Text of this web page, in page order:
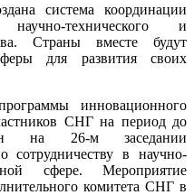
чем
страны
СНГ
другу
система координации
технического и
Страны вместе будут
для развития своих
инновационного
СНГ на период до
на 26-м заседании
сотрудничеству в научно-
сфере. Мероприятие
комитета СНГ в